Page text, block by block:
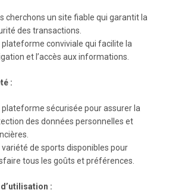
cherchons un site fiable qui garantit la
des transactions.
plateforme conviviale qui facilite la
et l’accès aux informations.
:
plateforme sécurisée pour assurer la
des données personnelles et
variété de sports disponibles pour
tous les goûts et préférences.
: